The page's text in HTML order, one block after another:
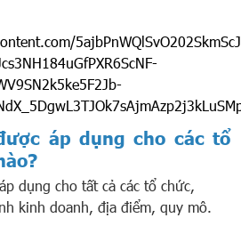
áp dụng cho các tổ
dụng cho tất cả các tổ chức,
kinh doanh, địa điểm, quy mô.